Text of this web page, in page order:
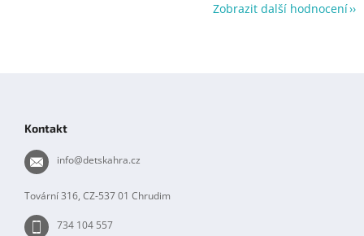
Zobrazit další hodnocení
Kontakt
info@detskahra.cz
Tovární 316, CZ-537 01 Chrudim
734 104 557